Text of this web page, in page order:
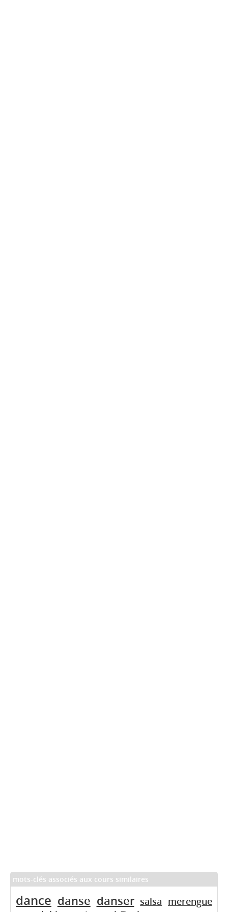
mots-clés associés aux cours similaires
dance danse danser salsa merengue